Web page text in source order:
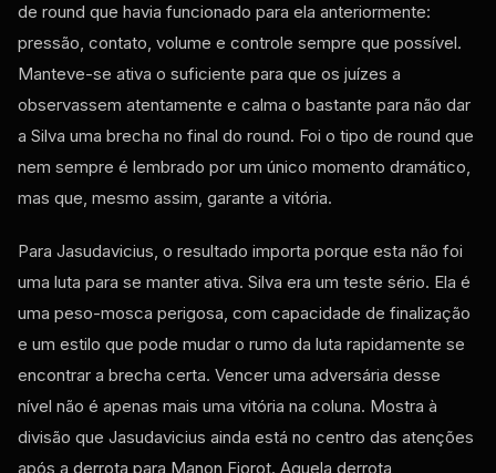
de round que havia funcionado para ela anteriormente:
pressão, contato, volume e controle sempre que possível.
Manteve-se ativa o suficiente para que os juízes a
observassem atentamente e calma o bastante para não dar
a Silva uma brecha no final do round. Foi o tipo de round que
nem sempre é lembrado por um único momento dramático,
mas que, mesmo assim, garante a vitória.
Para Jasudavicius, o resultado importa porque esta não foi
uma luta para se manter ativa. Silva era um teste sério. Ela é
uma peso-mosca perigosa, com capacidade de finalização
e um estilo que pode mudar o rumo da luta rapidamente se
encontrar a brecha certa. Vencer uma adversária desse
nível não é apenas mais uma vitória na coluna. Mostra à
divisão que Jasudavicius ainda está no centro das atenções
após a derrota para Manon Fiorot. Aquela derrota